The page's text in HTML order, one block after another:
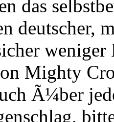
das
deutscher,
Mighty
Ã¼ber